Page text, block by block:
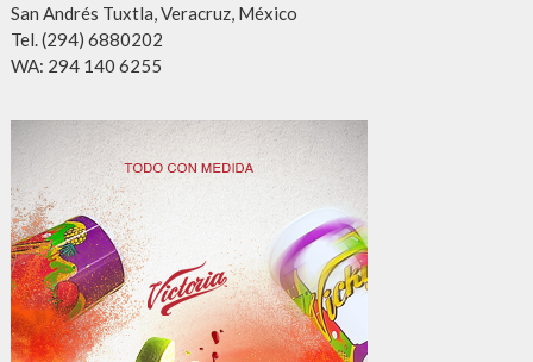
San Andrés Tuxtla, Veracruz, México
Tel. (294) 6880202
WA: 294 140 6255